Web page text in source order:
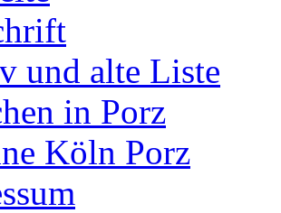
und alte Liste
in Porz
Köln Porz